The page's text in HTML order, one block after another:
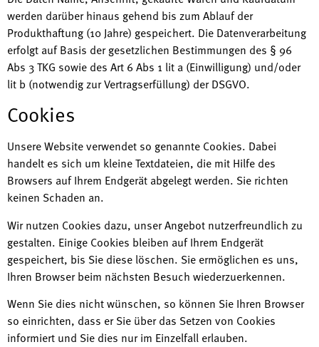
werden darüber hinaus gehend bis zum Ablauf der
Produkthaftung (10 Jahre) gespeichert. Die Datenverarbeitung
erfolgt auf Basis der gesetzlichen Bestimmungen des § 96
Abs 3 TKG sowie des Art 6 Abs 1 lit a (Einwilligung) und/oder
lit b (notwendig zur Vertragserfüllung) der DSGVO.
Cookies
Unsere Website verwendet so genannte Cookies. Dabei
handelt es sich um kleine Textdateien, die mit Hilfe des
Browsers auf Ihrem Endgerät abgelegt werden. Sie richten
keinen Schaden an.
Wir nutzen Cookies dazu, unser Angebot nutzerfreundlich zu
gestalten. Einige Cookies bleiben auf Ihrem Endgerät
gespeichert, bis Sie diese löschen. Sie ermöglichen es uns,
Ihren Browser beim nächsten Besuch wiederzuerkennen.
Wenn Sie dies nicht wünschen, so können Sie Ihren Browser
so einrichten, dass er Sie über das Setzen von Cookies
informiert und Sie dies nur im Einzelfall erlauben.